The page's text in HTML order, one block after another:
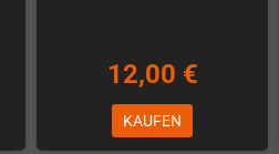
12,00 €
KAUFEN